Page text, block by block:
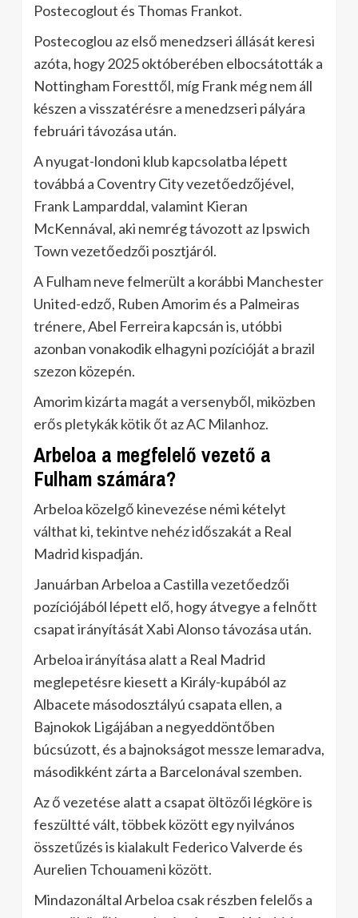
Postecoglout és Thomas Frankot.
Postecoglou az első menedzseri állását keresi
azóta, hogy 2025 októberében elbocsátották a
Nottingham Foresttől, míg Frank még nem áll
készen a visszatérésre a menedzseri pályára
februári távozása után.
A nyugat-londoni klub kapcsolatba lépett
továbbá a Coventry City vezetőedzőjével,
Frank Lamparddal, valamint Kieran
McKennával, aki nemrég távozott az Ipswich
Town vezetőedzői posztjáról.
A Fulham neve felmerült a korábbi Manchester
United-edző, Ruben Amorim és a Palmeiras
trénere, Abel Ferreira kapcsán is, utóbbi
azonban vonakodik elhagyni pozícióját a brazil
szezon közepén.
Amorim kizárta magát a versenyből, miközben
erős pletykák kötik őt az AC Milanhoz.
Arbeloa a megfelelő vezető a
Fulham számára?
Arbeloa közelgő kinevezése némi kételyt
válthat ki, tekintve nehéz időszakát a Real
Madrid kispadján.
Januárban Arbeloa a Castilla vezetőedzői
pozíciójából lépett elő, hogy átvegye a felnőtt
csapat irányítását Xabi Alonso távozása után.
Arbeloa irányítása alatt a Real Madrid
meglepetésre kiesett a Király-kupából az
Albacete másodosztályú csapata ellen, a
Bajnokok Ligájában a negyeddöntőben
búcsúzott, és a bajnokságot messze lemaradva,
másodikként zárta a Barcelonával szemben.
Az ő vezetése alatt a csapat öltözői légköre is
feszültté vált, többek között egy nyilvános
összetűzés is kialakult Federico Valverde és
Aurelien Tchouameni között.
Mindazonáltal Arbeloa csak részben felelős a